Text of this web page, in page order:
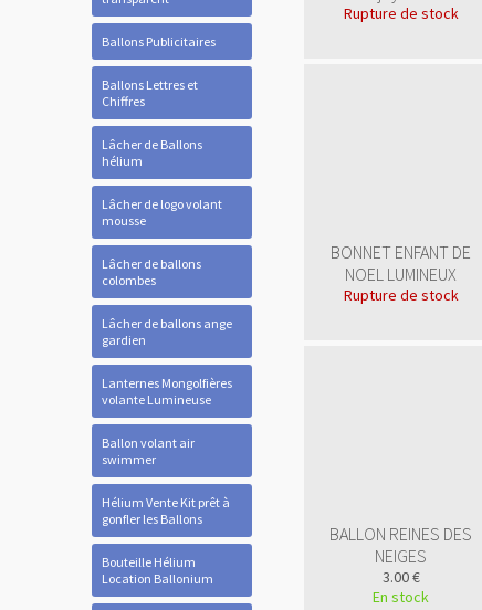
Ballons Publicitaires
Ballons Lettres et
Chiffres
Lâcher de Ballons
hélium
Lâcher de logo volant
mousse
Lâcher de ballons
colombes
Lâcher de ballons ange
gardien
Lanternes Mongolfières
volante Lumineuse
Ballon volant air
swimmer
Hélium Vente Kit prêt à
gonfler les Ballons
Bouteille Hélium
Location Ballonium
Rupture de stock
BONNET ENFANT DE
NOEL LUMINEUX
Rupture de stock
BALLON REINES DES
NEIGES
3.00 €
En stock